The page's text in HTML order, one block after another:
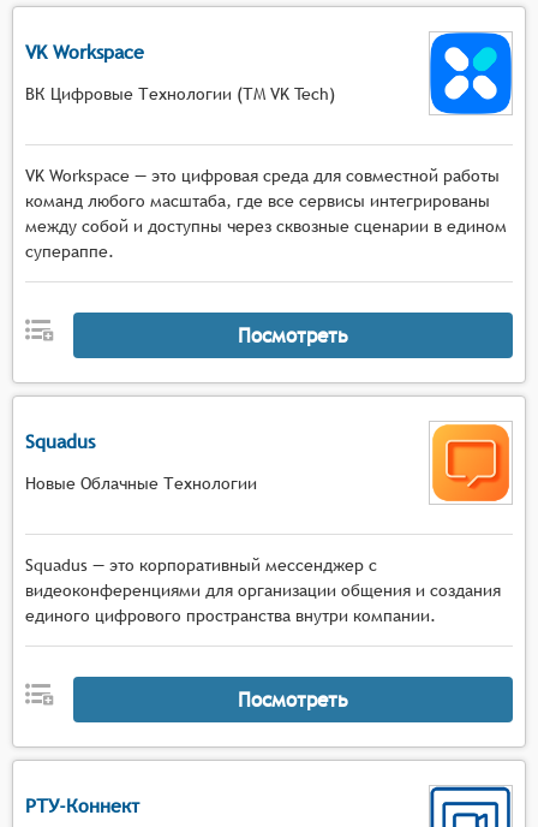
VK Workspace
ВК Цифровые Технологии (ТМ VK Tech)
VK Workspace — это цифровая среда для совместной работы
команд любого масштаба, где все сервисы интегрированы
между собой и доступны через сквозные сценарии в едином
супераппе.
Посмотреть
Squadus
Новые Облачные Технологии
Squadus — это корпоративный мессенджер с
видеоконференциями для организации общения и создания
единого цифрового пространства внутри компании.
Посмотреть
РТУ-Коннект